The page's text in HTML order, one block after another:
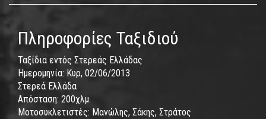
Πληροφορίες Ταξιδιού
Ταξίδια εντός Στερεάς Ελλάδας
Ημερομηνία: Κυρ, 02/06/2013
Στερεά Ελλάδα
Απόσταση: 200χλμ.
Μοτοσυκλετιστές: Μανώλης, Σάκης, Στράτος